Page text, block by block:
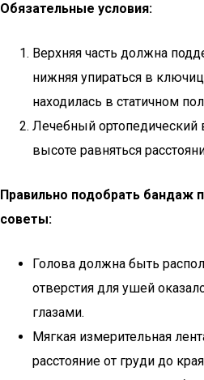
Обязательные условия:
Верхняя часть должна
нижняя упираться в
находилась в статичном
Лечебный ортопедический
высоте равняться
Правильно подобрать бандаж
советы:
Голова должна быть
отверстия для ушей
глазами.
Мягкая измерительная
расстояние от груди до